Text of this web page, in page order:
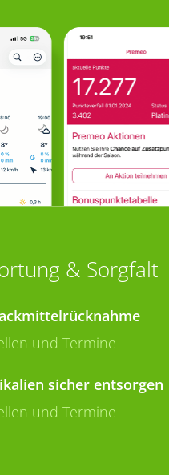
& Sorgfalt
und Termine
sicher entsorgen
und Termine